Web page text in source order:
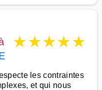
★★★★★
les contraintes
et qui nous